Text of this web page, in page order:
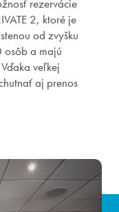
rezervácie
2, ktoré je
od zvyšku
osôb a majú
veľkej
aj prenos